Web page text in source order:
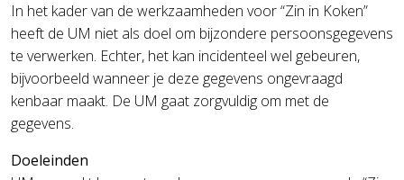
In het kader van de werkzaamheden voor “Zin in Koken”
heeft de UM niet als doel om bijzondere persoonsgegevens
te verwerken. Echter, het kan incidenteel wel gebeuren,
bijvoorbeeld wanneer je deze gegevens ongevraagd
kenbaar maakt. De UM gaat zorgvuldig om met de
gegevens.
Doeleinden